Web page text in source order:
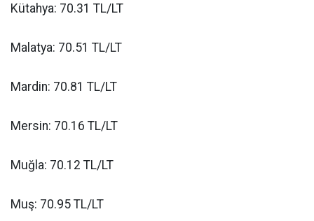
Kütahya: 70.31 TL/LT
Malatya: 70.51 TL/LT
Mardin: 70.81 TL/LT
Mersin: 70.16 TL/LT
Muğla: 70.12 TL/LT
Muş: 70.95 TL/LT